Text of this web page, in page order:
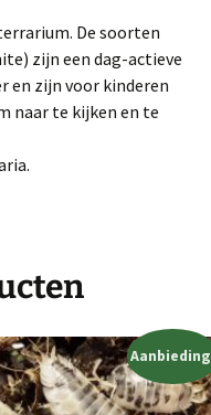
De soorten
zijn een dag-actieve
en zijn voor kinderen
naar te kijken en te